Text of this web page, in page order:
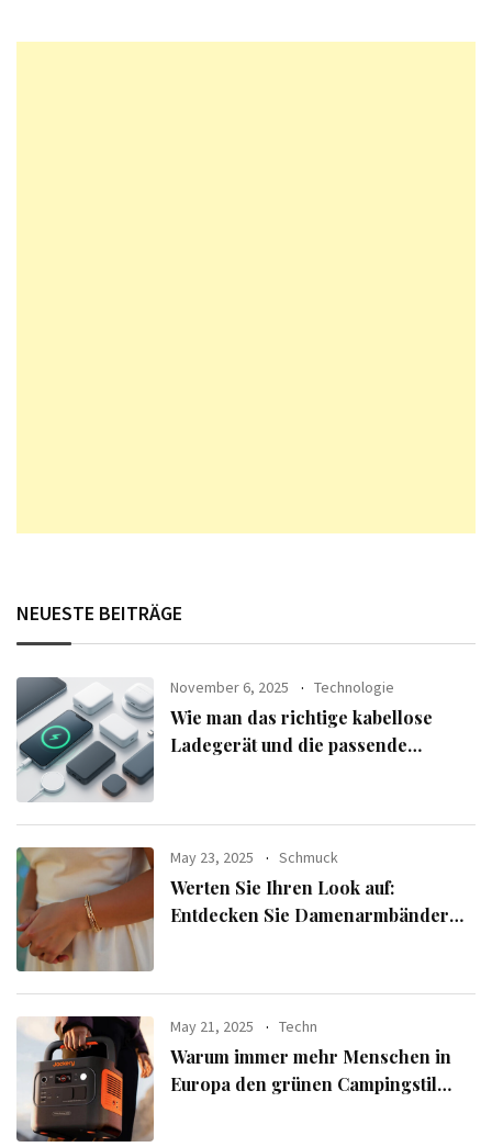
NEUESTE BEITRÄGE
November 6, 2025 Technologie
Wie man das richtige kabellose
Ladegerät und die passende
May 23, 2025 Schmuck
Werten Sie Ihren Look auf:
Entdecken Sie Damenarmbänder
May 21, 2025 Techn
Warum immer mehr Menschen in
Europa den grünen Campingstil